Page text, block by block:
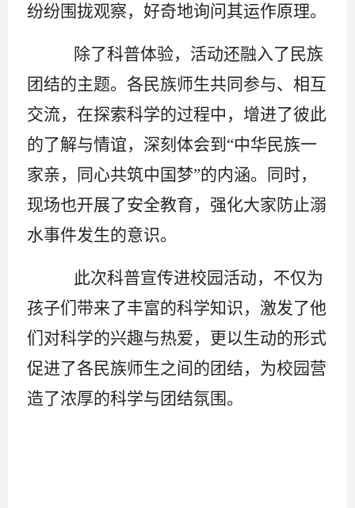
纷纷围拢观察，好奇地询问其运作原理。
除了科普体验，活动还融入了民族
团结的主题。各民族师生共同参与、相互
交流，在探索科学的过程中，增进了彼此
的了解与情谊，深刻体会到 “中华民族一
家亲，同心共筑中国梦”的内涵。同时，
现场也开展了安全教育，强化大家防止溺
水事件发生的意识。
此次科普宣传进校园活动，不仅为
孩子们带来了丰富的科学知识，激发了他
们对科学的兴趣与热爱，更以生动的形式
促进了各民族师生之间的团结，为校园营
造了浓厚的科学与团结氛围。